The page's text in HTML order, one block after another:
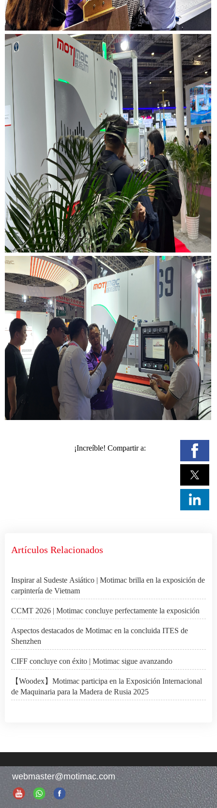
¡Increíble! Compartir a:
Artículos Relacionados
Inspirar al Sudeste Asiático | Motimac brilla en la exposición de
carpintería de Vietnam
CCMT 2026 | Motimac concluye perfectamente la exposición
Aspectos destacados de Motimac en la concluida ITES de
Shenzhen
CIFF concluye con éxito | Motimac sigue avanzando
【Woodex】Motimac participa en la Exposición Internacional
de Maquinaria para la Madera de Rusia 2025
webmaster@motimac.com